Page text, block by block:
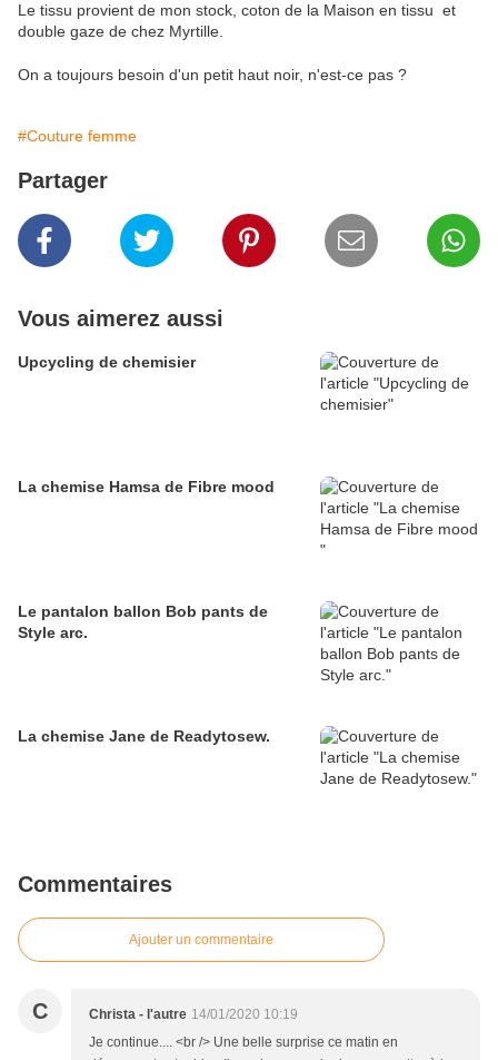
Le tissu provient de mon stock, coton de la Maison en tissu et
double gaze de chez Myrtille.
On a toujours besoin d'un petit haut noir, n'est-ce pas ?
#Couture femme
Partager
Vous aimerez aussi
Upcycling de chemisier
La chemise Hamsa de Fibre mood
Le pantalon ballon Bob pants de
Style arc.
La chemise Jane de Readytosew.
Commentaires
Ajouter un commentaire
C Christa - l'autre 14/01/2020 10:19
Je continue.... <br /> Une belle surprise ce matin en